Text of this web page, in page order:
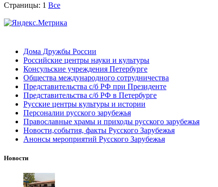
Страницы: 1 Все
Дома Дружбы России
Российские центры науки и культуры
Консульские учреждения Петербурге
Общества международного сотрудничества
Представительства с/б РФ при Президенте
Представительства с/б РФ в Петербурге
Русские центры культуры и истории
Персоналии русского зарубежья
Православные храмы и приходы русского зарубежья
Новости,события, факты Русского Зарубежья
Анонсы мероприятий Русского Зарубежья
Новости